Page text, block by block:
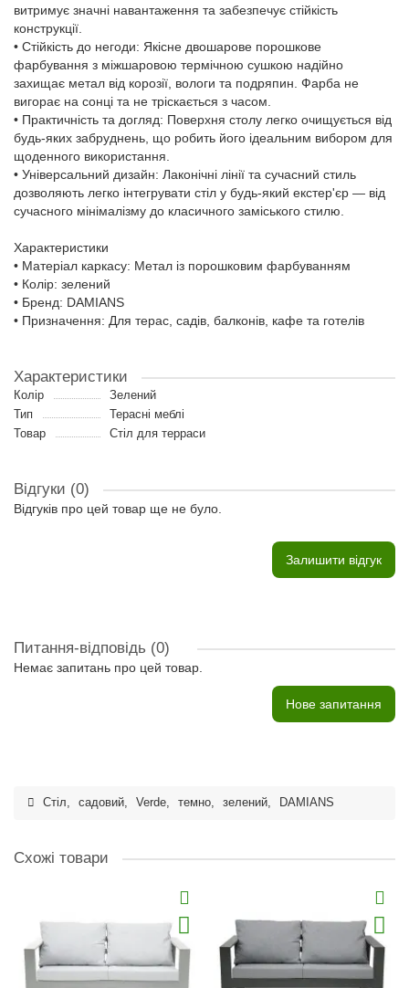
витримує значні навантаження та забезпечує стійкість
конструкції.
• Стійкість до негоди: Якісне двошарове порошкове
фарбування з міжшаровою термічною сушкою надійно
захищає метал від корозії, вологи та подряпин. Фарба не
вигорає на сонці та не тріскається з часом.
• Практичність та догляд: Поверхня столу легко очищується від
будь-яких забруднень, що робить його ідеальним вибором для
щоденного використання.
• Універсальний дизайн: Лаконічні лінії та сучасний стиль
дозволяють легко інтегрувати стіл у будь-який екстер'єр — від
сучасного мінімалізму до класичного заміського стилю.
Характеристики
• Матеріал каркасу: Метал із порошковим фарбуванням
• Колір: зелений
• Бренд: DAMIANS
• Призначення: Для терас, садів, балконів, кафе та готелів
Характеристики
Колір
Зелений
Тип
Терасні меблі
Товар
Стіл для терраси
Відгуки (0)
Відгуків про цей товар ще не було.
Залишити відгук
Питання-відповідь (0)
Немає запитань про цей товар.
Нове запитання
Стіл, садовий, Verde, темно, зелений, DAMIANS
Схожі товари